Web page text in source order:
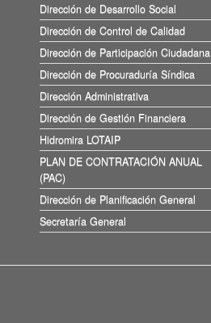
Dirección de Desarrollo Social
Dirección de Control de Calidad
Dirección de Participación Ciudadana
Dirección de Procuraduría Síndica
Dirección Administrativa
Dirección de Gestión Financiera
Hidromira LOTAIP
PLAN DE CONTRATACIÓN ANUAL
(PAC)
Dirección de Planificación General
Secretaría General